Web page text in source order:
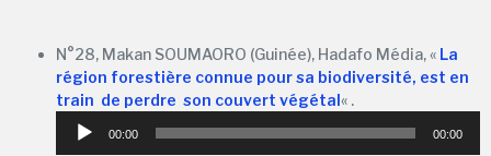
N°28, Makan SOUMAORO (Guinée), Hadafo Média, « La
région forestière connue pour sa biodiversité, est en
train de perdre son couvert végétal« .
Lecteur
audio
00:00 00:00